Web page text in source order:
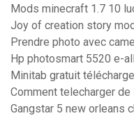
Mods minecraft 1.7 10
Joy of creation story
Prendre photo avec
Hp photosmart 5520 e-
Minitab gratuit
Comment telecharger
Gangstar 5 new orleans